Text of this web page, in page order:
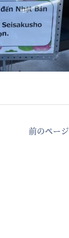
前のページ